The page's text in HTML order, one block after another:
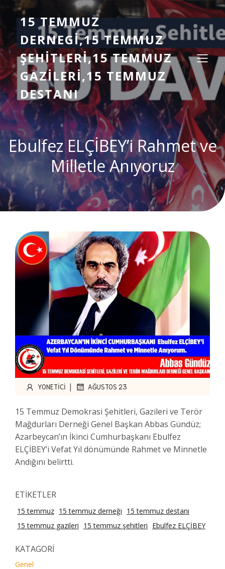
15 TEMMUZ
DERNEGI,15 TEMMUZ
ŞEHITLERI,15 TEMMUZ
GAZILERI,15 TEMMUZ
DESTANI
Ebulfez ELÇİBEY’i Rahmet ve
Milletle Anıyoruz
YONETICI | AĞUSTOS 23
15 Temmuz Demokrasi Şehitleri, Gazileri ve Terör
Mağdurları Derneği Genel Başkan Abbas Gündüz;
Azarbeycan’ın İkinci Cumhurbaşkanı Ebulfez
ELÇİBEY’i Vefat Yıl dönümünde Rahmet ve Minnetle
Andığını belirtti.
ETİKETLER
15 temmuz 15 temmuz derneği 15 temmuz destanı
15 temmuz gazileri 15 temmuz şehitleri Ebulfez ELÇİBEY
KATAGORİ
Genel